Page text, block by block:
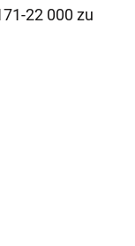
22 000 zu